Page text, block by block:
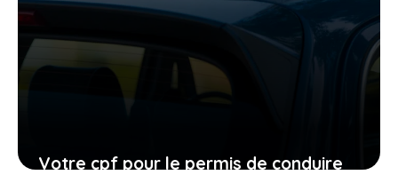
Votre cpf pour le permis de conduire